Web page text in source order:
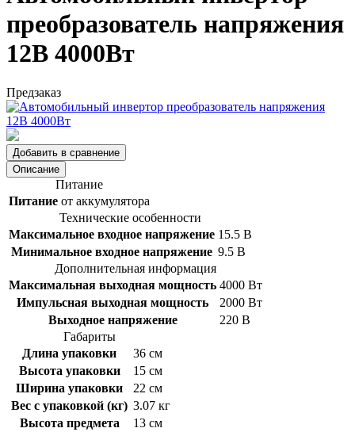
преобразователь напряжения
12В 4000Вт
Предзаказ
Добавить в сравнение
Описание
Питание
Питание от аккумулятора
Технические особенности
Максимальное входное напряжение 15.5 В
Минимальное входное напряжение 9.5 В
Дополнительная информация
Максимальная выходная мощность 4000 Вт
Импульсная выходная мощность
2000 Вт
Выходное напряжение
220 В
Габариты
Длина упаковки
36 см
Высота упаковки
15 см
Ширина упаковки
22 см
Вес с упаковкой (кг) 3.07 кг
Высота предмета
13 см